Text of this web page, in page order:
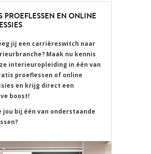
PROEFLESSEN EN ONLINE
jij een carrièreswitch naar
Maak nu kennis
interieuropleiding in één van
proeflessen of online
en krijg direct een
boost!
jou bij één van onderstaande